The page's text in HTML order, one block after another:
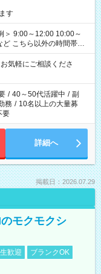
す
も
気軽にご相談くださ
/ 40～50代活躍中 / 副
務 / 10名以上の大量募
要
詳細へ
掲載日：2026.07.29
モクモクシ
歓迎
ブランクOK